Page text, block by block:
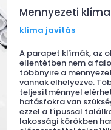
Mennyezeti klíma
klíma javítás
A parapet klímák, az
ellentétben nem a
többnyire a
vannak elhelyezve.
teljesítménnyel
hatásfokra van
ezzel a típussal
lakossági körökben